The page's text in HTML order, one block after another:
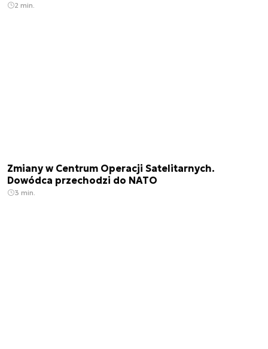
2 min.
Zmiany w Centrum Operacji Satelitarnych.
Dowódca przechodzi do NATO
3 min.